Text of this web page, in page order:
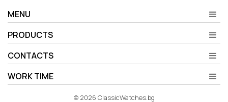
MENU
PRODUCTS
CONTACTS
WORK TIME
© 2026 ClassicWatches.bg